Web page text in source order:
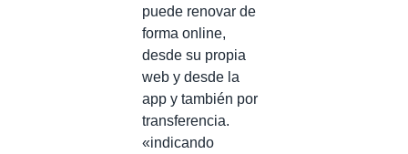
puede renovar de
forma online,
desde su propia
web y desde la
app y también por
transferencia.
«indicando